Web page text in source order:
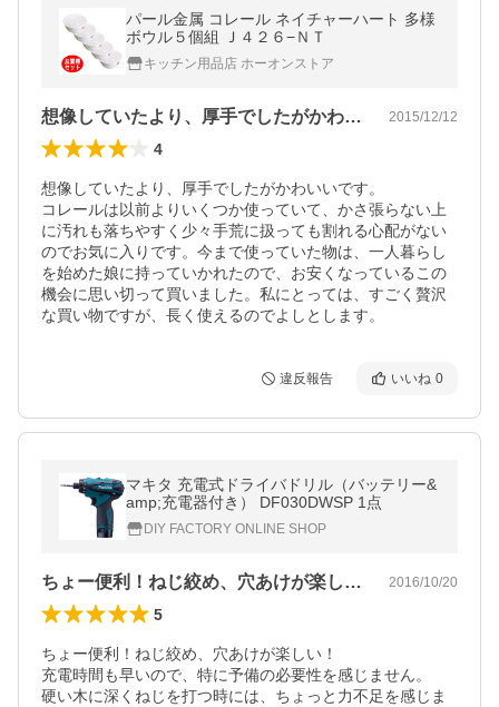
パール金属 コレール ネイチャーハート 多様
ボウル５個組 Ｊ４２６−ＮＴ
キッチン用品店 ホーオンストア
想像していたより、厚手でしたがかわいい… 2015/12/12
4
想像していたより、厚手でしたがかわいいです。
コレールは以前よりいくつか使っていて、かさ張らない上
に汚れも落ちやすく少々手荒に扱っても割れる心配がない
のでお気に入りです。今まで使っていた物は、一人暮らし
を始めた娘に持っていかれたので、お安くなっているこの
機会に思い切って買いました。私にとっては、すごく贅沢
な買い物ですが、長く使えるのでよしとします。
違反報告 いいね 0
マキタ 充電式ドライバドリル（バッテリー&
amp;充電器付き） DF030DWSP 1点
DIY FACTORY ONLINE SHOP
ちょー便利！ねじ絞め、穴あけが楽しい！… 2016/10/20
5
ちょー便利！ねじ絞め、穴あけが楽しい！
充電時間も早いので、特に予備の必要性を感じません。
硬い木に深くねじを打つ時には、ちょっと力不足を感じま